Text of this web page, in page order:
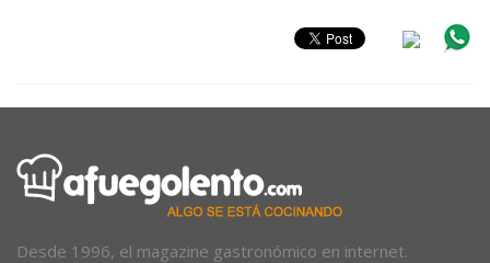
Desde 1996, el magazine gastronómico en internet.